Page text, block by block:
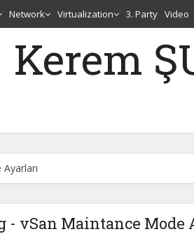
Network Virtualization 3. Party Video
- vSan Maintance Mode